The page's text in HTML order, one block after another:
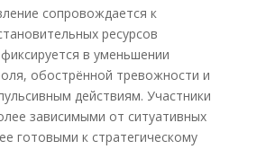
сопровождается к
ресурсов
в уменьшении
обострённой тревожности и
действиям. Участники
зависимыми от ситуативных
готовыми к стратегическому